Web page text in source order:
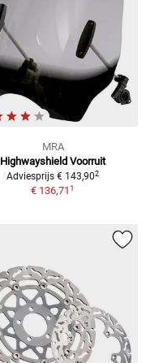
MRA
Highwayshield Voorruit
Adviesprijs € 143,902
€ 136,711